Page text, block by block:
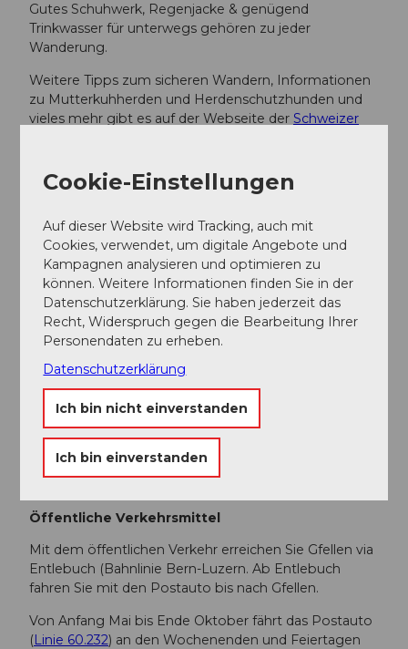
Gutes Schuhwerk, Regenjacke & genügend
Trinkwasser für unterwegs gehören zu jeder
Wanderung.
Weitere Tipps zum sicheren Wandern, Informationen
zu Mutterkuhherden und Herdenschutzhunden und
vieles mehr gibt es auf der Webseite der Schweizer
Anreise und Parken
Anfahrt
Die UNESCO Biosphäre Entlebuch liegt im Herzen
der Schweiz, zentral zwischen Bern und Luzern. Sie
erreichen Gfellen über die Hauptstrasse 10 Richtung
Entlebuch und von dort nach Finsterwald und Gfellen.
Von Sarnen über den Glaubenbergpass nach Gfellen.
Planen Sie Ihre Route mit Hilfe des
Routenplaners.
Parken
Kostenpflichtige Parkplätze stehen in Gfellen zur
Verfügung.
Öffentliche Verkehrsmittel
Mit dem öffentlichen Verkehr erreichen Sie Gfellen via
Entlebuch (Bahnlinie Bern-Luzern. Ab Entlebuch
fahren Sie mit den Postauto bis nach Gfellen.
Von Anfang Mai bis Ende Oktober fährt das Postauto
(Linie 60.232) an den Wochenenden und Feiertagen
Cookie-Einstellungen
Auf dieser Website wird Tracking, auch mit
Cookies, verwendet, um digitale Angebote und
Kampagnen analysieren und optimieren zu
können. Weitere Informationen finden Sie in der
Datenschutzerklärung. Sie haben jederzeit das
Recht, Widerspruch gegen die Bearbeitung Ihrer
Personendaten zu erheben.
Datenschutzerklärung
Ich bin nicht einverstanden
Ich bin einverstanden